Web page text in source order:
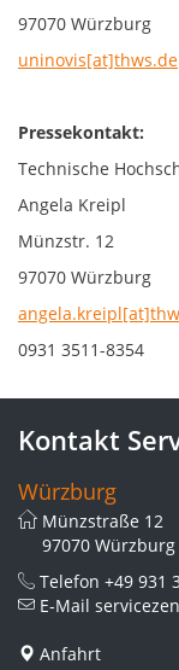
97070 Würzburg
uninovis[at]thws.de
Pressekontakt:
Technische
Angela Kreipl
Münzstr. 12
97070 Würzburg
0931 3511-8354
Kontakt
Würzburg
Münzstraße 12
97070 Würzburg
Telefon +49 931
E-Mail
Anfahrt